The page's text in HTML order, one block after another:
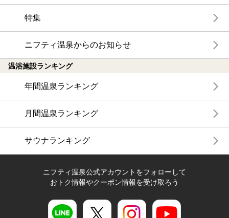
特集
ニフティ温泉からのお知らせ
温浴施設ランキング
年間温泉ランキング
月間温泉ランキング
サウナランキング
ニフティ温泉公式アカウントをフォローして
おトク情報やクーポン情報を受け取ろう